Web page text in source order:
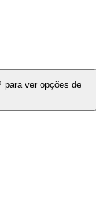
para ver opções de